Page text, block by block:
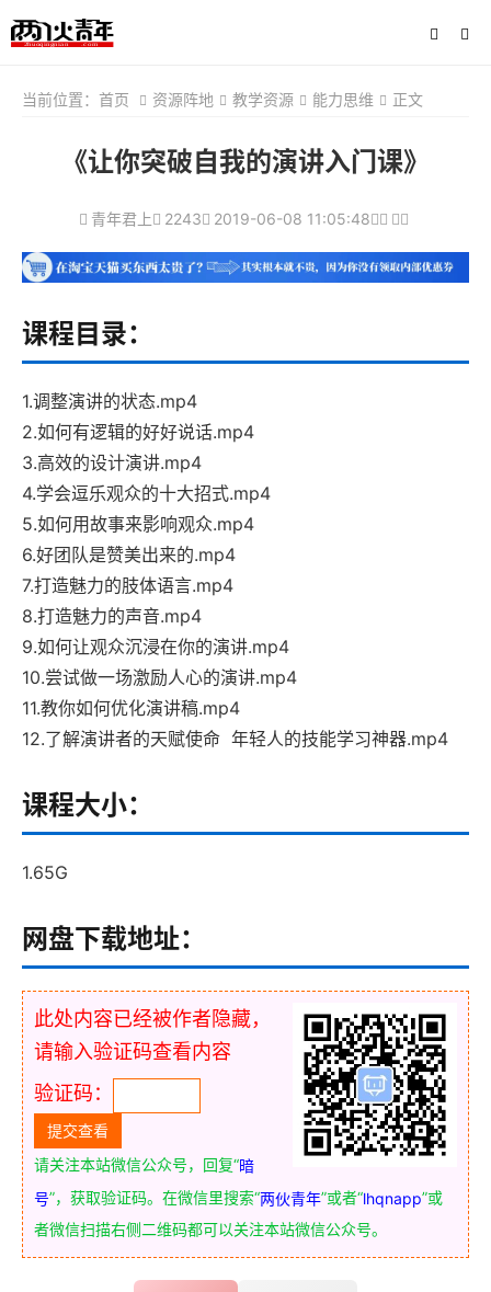
当前位置： 首页 资源阵地 教学资源 能力思维 正文
《让你突破自我的演讲入门课》
青年君上 2243 2019-06-08 11:05:48
课程目录：
1.调整演讲的状态.mp4
2.如何有逻辑的好好说话.mp4
3.高效的设计演讲.mp4
4.学会逗乐观众的十大招式.mp4
5.如何用故事来影响观众.mp4
6.好团队是赞美出来的.mp4
7.打造魅力的肢体语言.mp4
8.打造魅力的声音.mp4
9.如何让观众沉浸在你的演讲.mp4
10.尝试做一场激励人心的演讲.mp4
11.教你如何优化演讲稿.mp4
12.了解演讲者的天赋使命 年轻人的技能学习神器.mp4
课程大小：
1.65G
网盘下载地址：
此处内容已经被作者隐藏，
请输入验证码查看内容
验证码：
请关注本站微信公众号，回复“暗
号”，获取验证码。在微信里搜索“两伙青年”或者“lhqnapp”或
者微信扫描右侧二维码都可以关注本站微信公众号。